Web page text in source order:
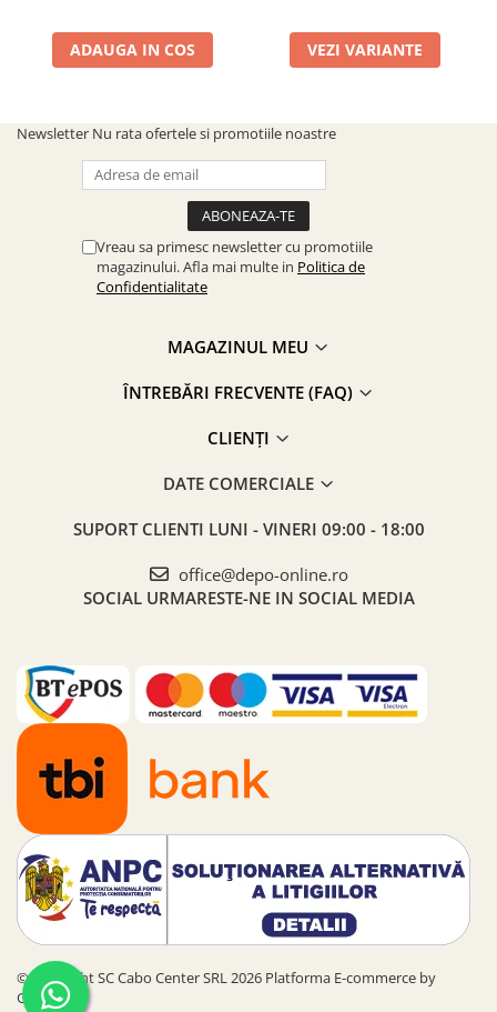
ADAUGA IN COS VEZI VARIANTE
Newsletter Nu rata ofertele si promotiile noastre
Vreau sa primesc newsletter cu promotiile
magazinului. Afla mai multe in Politica de
Confidentialitate
MAGAZINUL MEU
ÎNTREBĂRI FRECVENTE (FAQ)
CLIENȚI
DATE COMERCIALE
SUPORT CLIENTI LUNI - VINERI 09:00 - 18:00
office@depo-online.ro
SOCIAL URMARESTE-NE IN SOCIAL MEDIA
©Copyright SC Cabo Center SRL 2026 Platforma E-commerce by
Gomag